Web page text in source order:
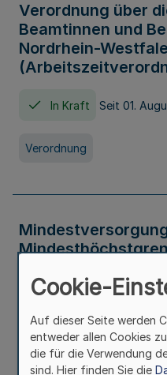
Verordnung über
Beamtinnen und
Nordrhein-
In Kraft Seit 01.
Verordnung
Verwaltungsvorschrift
Cookie-
Auf dieser Seite werden
entweder allen Cookies
die für die Verwendung
sind. Hier finden Sie die